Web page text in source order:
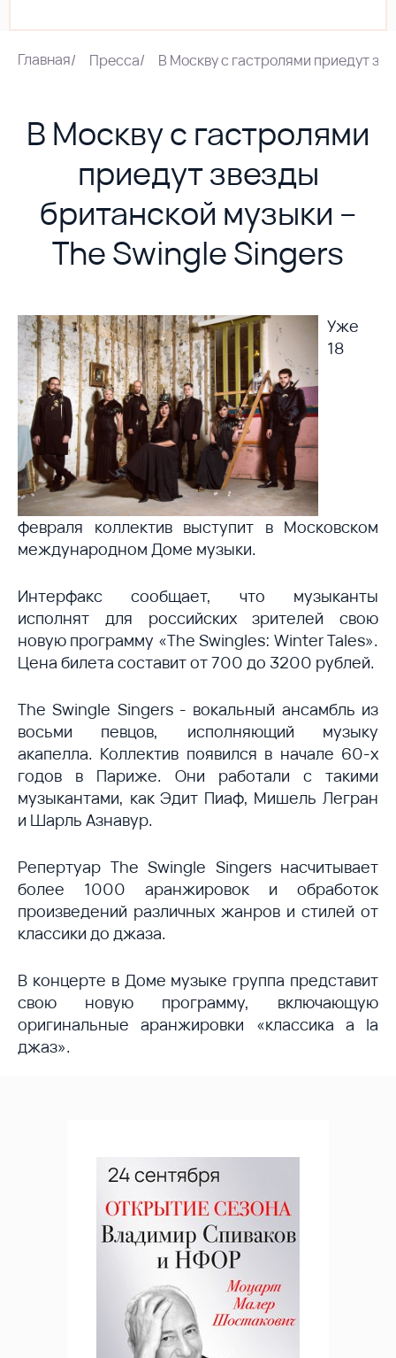
Главная/ Пресса/ В Москву с гастролями приедут
В Москву с гастролями
приедут звезды
британской музыки –
The Swingle Singers
Уже
18
февраля коллектив выступит в Московском
международном Доме музыки.
Интерфакс сообщает, что музыканты
исполнят для российских зрителей свою
новую программу «The Swingles: Winter Tales».
Цена билета составит от 700 до 3200 рублей.
The Swingle Singers - вокальный ансамбль из
восьми певцов, исполняющий музыку
акапелла. Коллектив появился в начале 60-х
годов в Париже. Они работали с такими
музыкантами, как Эдит Пиаф, Мишель Легран
и Шарль Азнавур.
Репертуар The Swingle Singers насчитывает
более 1000 аранжировок и обработок
произведений различных жанров и стилей от
классики до джаза.
В концерте в Доме музыке группа представит
свою новую программу, включающую
оригинальные аранжировки «классика a la
джаз».